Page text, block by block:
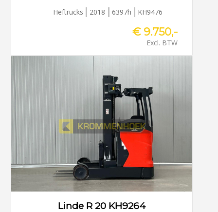
Heftrucks 2018 6397h KH9476
€ 9.750,-
Excl. BTW
Linde R 20 KH9264